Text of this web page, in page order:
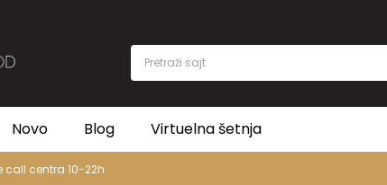
Pretraži sajt
Novo Blog Virtuelna šetnja